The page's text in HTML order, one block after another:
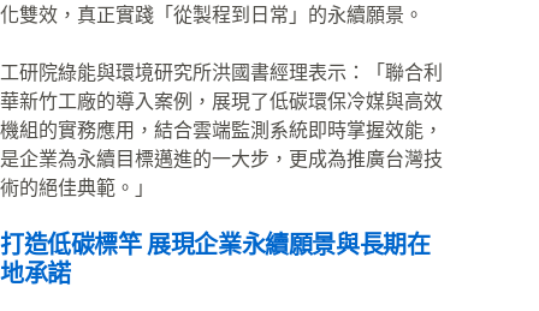
化雙效，真正實踐「從製程到日常」的永續願景。
工研院綠能與環境研究所洪國書經理表示：「聯合利
華新竹工廠的導入案例，展現了低碳環保冷媒與高效
機組的實務應用，結合雲端監測系統即時掌握效能，
是企業為永續目標邁進的一大步，更成為推廣台灣技
術的絕佳典範。」
打造低碳標竿 展現企業永續願景與長期在
地承諾